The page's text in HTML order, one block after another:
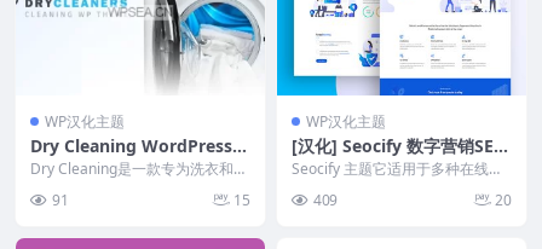
WP汉化主题
Dry Cleaning WordPress主
题 - 洗衣与干洗服务的完美解
决方案
Dry Cleaning是一款专为洗衣和干
旨...91 15
WP汉化主题
[汉化] Seocify 数字营销SEO
咨询公司WordPress主题 v
3.3
Seocify 主题它适用于多种在线业
字营销、...
409 20